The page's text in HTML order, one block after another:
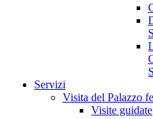
Servizi
Visita del Palazzo
Visite guidate